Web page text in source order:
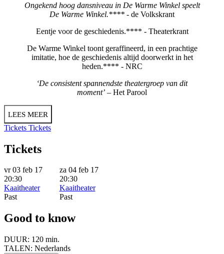
Ongekend hoog dansniveau in De Warme Winkel speelt
De Warme Winkel.**** - de Volkskrant
Eentje voor de geschiedenis.**** - Theaterkrant
De Warme Winkel toont geraffineerd, in een prachtige
imitatie, hoe de geschiedenis altijd doorwerkt in het
heden.**** - NRC
‘De consistent spannendste theatergroep van dit
moment’ – Het Parool
LEES MEER
Tickets Tickets
Tickets
vr 03 feb 17
20:30
Kaaitheater
Past
za 04 feb 17
20:30
Kaaitheater
Past
Good to know
DUUR: 120 min.
TALEN: Nederlands